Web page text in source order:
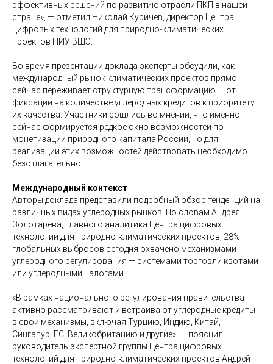
эффективных решений по развитию отрасли ПКП в нашей
стране», — отметил Николай Куричев, директор Центра
цифровых технологий для природно-климатических
проектов НИУ ВШЭ.
Во время презентации доклада эксперты обсудили, как
международный рынок климатических проектов прямо
сейчас переживает структурную трансформацию — от
фиксации на количестве углеродных кредитов к приоритету
их качества. Участники сошлись во мнении, что именно
сейчас формируется редкое окно возможностей по
монетизации природного капитала России, но для
реализации этих возможностей действовать необходимо
безотлагательно.
Международный контекст
Авторы доклада представили подробный обзор тенденций на
различных видах углеродных рынков. По словам Андрея
Золотарева, главного аналитика Центра цифровых
технологий для природно-климатических проектов, 28%
глобальных выбросов сегодня охвачено механизмами
углеродного регулирования — системами торговли квотами
или углеродными налогами.
«В рамках национального регулирования правительства
активно рассматривают и встраивают углеродные кредиты
в свои механизмы, включая Турцию, Индию, Китай,
Сингапур, ЕС, Великобританию и другие», — пояснил
руководитель экспертной группы Центра цифровых
технологий для природно-климатических проектов Андрей